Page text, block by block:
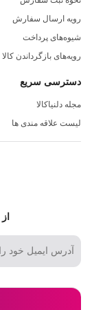
است. اندازه
خانه، یا حتی در
مناسب برای
کیفیت ساخت بالا:
شده است که در
شیک و مدرن آن
برق نخواهید
دارای ظرفیت کافی
رویه ارسال سفارش
شیوه‌های پرداخت
رویه‌های بازگرداندن کالا
دسترسی سریع
مجله دلنیاکالا
لیست علاقه مندی ها